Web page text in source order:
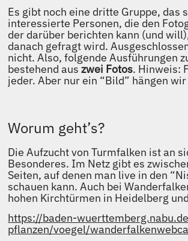
Es gibt noch eine dritte Gruppe, das
interessierte Personen, die den
der darüber berichten kann (und
danach gefragt wird.
nicht. Also, folgende Ausführungen
bestehend auszwei Fotos. Hinweis:
jeder. Aber nur ein “Bild” hängen
Worum geht’s?
Die Aufzucht von Turmfalken ist an
Besonderes. Im Netz gibt es
Seiten, auf denen man live in den
schauen kann. Auch bei
hohen Kirchtürmen in Heidelberg
https://baden-
pflanzen/voegel/